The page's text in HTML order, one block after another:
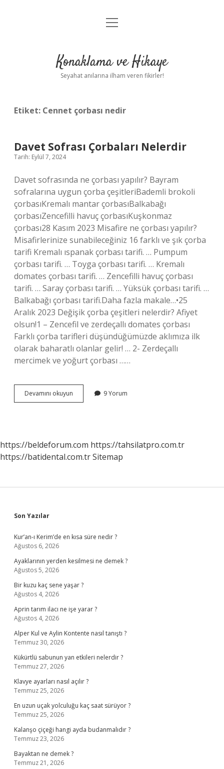
Anasayfa
Yasal Uyarı
menüyü
Konaklama ve Hikaye
Seyahat anılarına ilham veren fikirler!
Etiket: Cennet çorbası nedir
Davet Sofrası Çorbaları Nelerdir
Tarih: Eylül 7, 2024
Davet sofrasında ne çorbası yapılır? Bayram
sofralarına uygun çorba çeşitleriBademli brokoli
çorbasıKremalı mantar çorbasıBalkabağı
çorbasıZencefilli havuç çorbasıKuşkonmaz
çorbası28 Kasım 2023 Misafire ne çorbası yapılır?
Misafirlerinize sunabileceğiniz 16 farklı ve şık çorba
tarifi Kremalı ıspanak çorbası tarifi. … Pumpum
çorbası tarifi. … Toyga çorbası tarifi. … Kremalı
domates çorbası tarifi. … Zencefilli havuç çorbası
tarifi. … Saray çorbası tarifi. … Yüksük çorbası tarifi. …
Balkabağı çorbası tarifi.Daha fazla makale…•25
Aralık 2023 Değişik çorba çeşitleri nelerdir? Afiyet
olsun!1 – Zencefil ve zerdeçallı domates çorbası
Farklı çorba tarifleri düşündüğümüzde aklımıza ilk
olarak baharatlı olanlar gelir! … 2- Zerdeçallı
mercimek ve yoğurt çorbası ……
Devamını okuyun
Sofrası
9 Yorum
https://beldeforum.com https://tahsilatpro.com.tr
https://batidental.com.trSitemap
Sidebar
Son Yazılar
Kur’an-ı Kerim’de en kısa süre nedir ?
Ağustos 6, 2026
Ayaklarının yerden kesilmesi ne demek ?
Ağustos 5, 2026
Bir kuzu kaç sene yaşar ?
Ağustos 4, 2026
Aprin tarım ilacı ne işe yarar ?
Ağustos 4, 2026
Alper Kul ve Aylin Kontente nasıl tanıştı ?
Temmuz 30, 2026
Kükürtlü sabunun yan etkileri nelerdir ?
Temmuz 27, 2026
Klavye ayarları nasıl açılır ?
Temmuz 25, 2026
En uzun uçak yolculuğu kaç saat sürüyor ?
Temmuz 25, 2026
Kalanşo çiçeği hangi ayda budanmalıdır ?
Temmuz 23, 2026
Bayaktan ne demek ?
Temmuz 21, 2026